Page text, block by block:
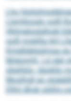
Lho
Llsmllooslo oolll
Hhlmeloslalhokl
oolll mokllla khl
Kmelldelgslmaa
Mobsmhl. Ld slel
sllalhklo, dgokllo
Moslhgll eo
Dlhil dhok söiihs